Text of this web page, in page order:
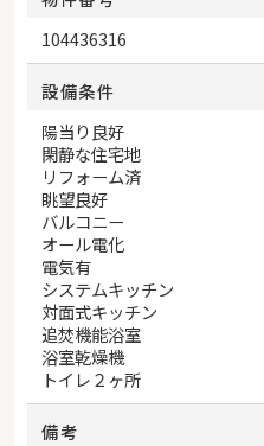
104436316
設備条件
陽当り良好
閑静な住宅地
リフォーム済
眺望良好
バルコニー
オール電化
電気有
システムキッチン
対面式キッチン
追焚機能浴室
浴室乾燥機
トイレ２ヶ所
備考